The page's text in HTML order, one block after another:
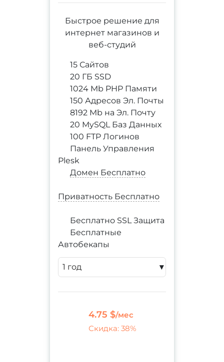
Быстрое решение для
интернет магазинов и
веб-студий
15 Сайтов
20 ГБ SSD
1024 Mb PHP Памяти
150 Адресов Эл. Почты
8192 Mb на Эл. Почту
20 MySQL Баз Данных
100 FTP Логинов
Панель Управления
Plesk
Домен Бесплатно
Приватность Бесплатно
Бесплатно SSL Защита
Бесплатные
Автобекапы
▾
4.75 $/мес
Скидка: 38%